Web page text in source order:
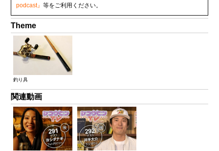
podcast』等をご利用ください。
Theme
釣り具
関連動画